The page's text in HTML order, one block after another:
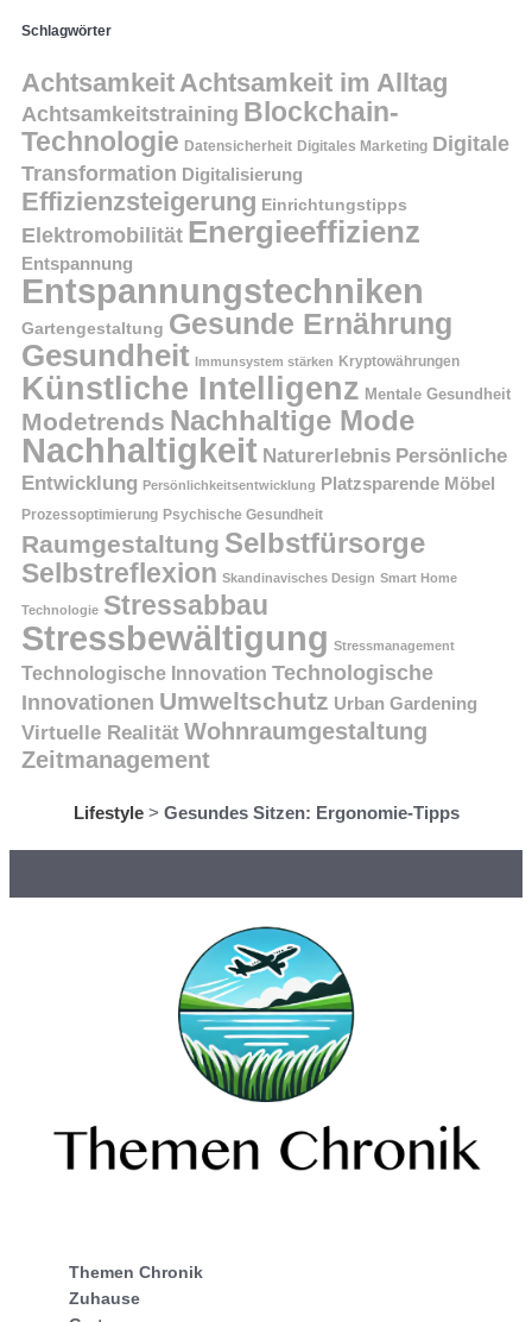
Schlagwörter
AchtsamkeitAchtsamkeit im Alltag
Achtsamkeitstraining Blockchain-
Technologie Datensicherheit Digitales Marketing Digitale
Transformation Digitalisierung
Effizienzsteigerung Einrichtungstipps
Elektromobilität Energieeffizienz
Entspannung
Entspannungstechniken
Gartengestaltung Gesunde Ernährung
Gesundheit Immunsystem stärken Kryptowährungen
Künstliche Intelligenz Mentale Gesundheit
Modetrends Nachhaltige Mode
Nachhaltigkeit Naturerlebnis Persönliche
Entwicklung Persönlichkeitsentwicklung Platzsparende Möbel
Prozessoptimierung Psychische Gesundheit
Raumgestaltung Selbstfürsorge
Selbstreflexion Skandinavisches Design Smart Home
Technologie Stressabbau
Stressbewältigung Stressmanagement
Technologische Innovation Technologische
Innovationen Umweltschutz Urban Gardening
Virtuelle Realität Wohnraumgestaltung
Zeitmanagement
Lifestyle> Gesundes Sitzen: Ergonomie-Tipps
Themen Chronik
Zuhause